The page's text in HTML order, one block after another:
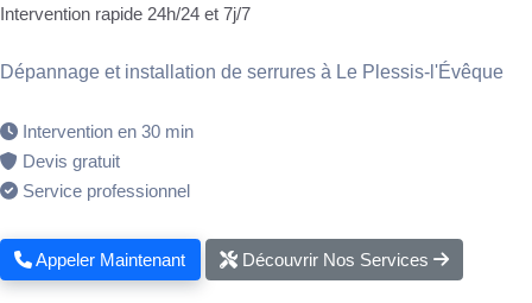
Intervention rapide 24h/24 et 7j/7
Dépannage et installation de serrures à Le Plessis-l'Évêque
Intervention en 30 min
Devis gratuit
Service professionnel
Appeler Maintenant Découvrir Nos Services